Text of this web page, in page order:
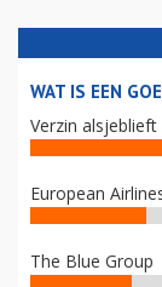
WAT IS EEN
Verzin
European
The Blue Group